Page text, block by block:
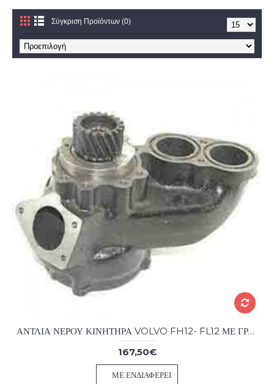
Σύγκριση Προϊόντων (0)
ΑΝΤΛΙΑ ΝΕΡΟΥ ΚΙΝΗΤΗΡΑ VOLVO FH12- FL12 ΜΕ ΓΡΑΝΑΖΙ 24 ΔΟΝΤΙΑ
167,50€
ΜΕ ΕΝΔΙΑΦΈΡΕΙ